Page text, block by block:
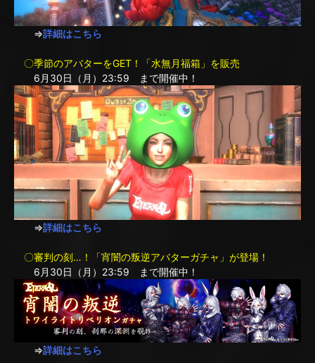
⇒詳細はこちら
〇季節のアバターをGET！「水無月福箱」を販売
6月30日（月）23:59 まで開催中！
⇒詳細はこちら
〇審判の刻…！「宵闇の叛逆アバターガチャ」が登場！
6月30日（月）23:59 まで開催中！
⇒詳細はこちら